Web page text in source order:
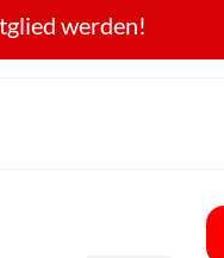
werden!